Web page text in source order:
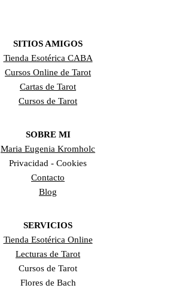
SITIOS AMIGOS
Tienda Esotérica CABA
Cursos Online de Tarot
Cartas de Tarot
Cursos de Tarot
SOBRE MI
Maria Eugenia Kromholc
Privacidad - Cookies
Contacto
Blog
SERVICIOS
Tienda Esotérica Online
Lecturas de Tarot
Cursos de Tarot
Flores de Bach